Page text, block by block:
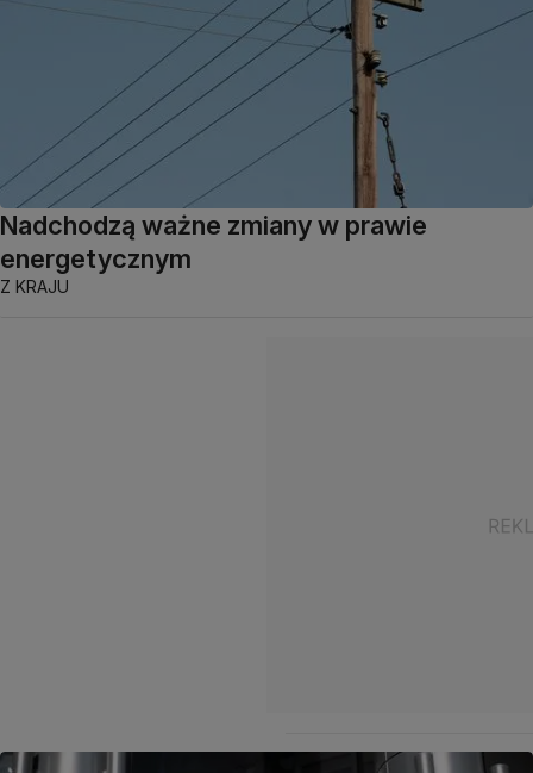
Nadchodzą ważne zmiany w prawie
energetycznym
Z KRAJU